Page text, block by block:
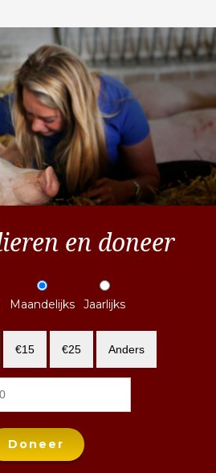
en doneer
Maandelijks Jaarlijks
€15 €25 Anders
Doneer